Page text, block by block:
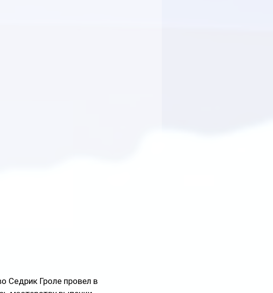
Седрик Гроле провел в